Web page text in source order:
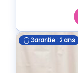
Garantie : 2 ans